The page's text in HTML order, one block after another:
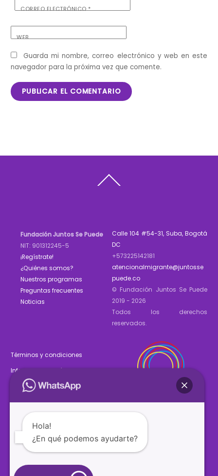
CORREO ELECTRÓNICO*
WEB
Guarda mi nombre, correo electrónico y web en este
navegador para la próxima vez que comente.
To
Fundación Juntos Se Puede
NIT: 901312245-5
¡Regístrate!
¿Quiénes somos?
Nuestros programas
Preguntas frecuentes
Noticias
Calle 104 #54-31, Suba, Bogotá
DC
+573225142181
atencionalmigrante@juntosse
puede.co
© Fundación Juntos Se Puede
2019 - 2026
Todos los derechos
reservados.
Términos y condiciones
Informe de gestión 2025
Estados financieros 2025
SÍGUENOS
Hola!
¿En qué podemos ayudarte?